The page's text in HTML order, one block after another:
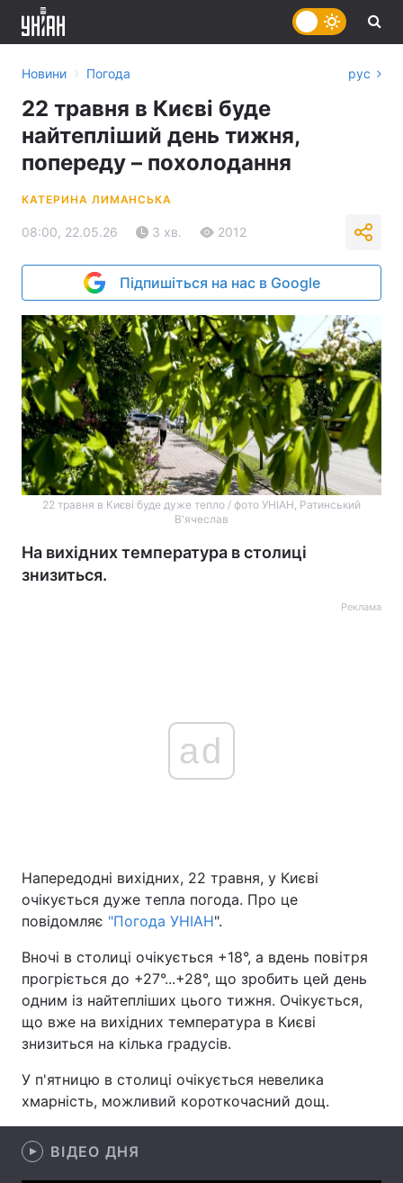
Головна Війна
Україна Політика
Економіка Світ
Спорт Наука
Техно і зв'язок Лайт
Зброя Інциденти
Цікавинки
Новини › Погода рус
22 травня в Києві буде
найтепліший день тижня,
попереду – похолодання
КАТЕРИНА ЛИМАНСЬКА
08:00, 22.05.26 3 хв. 2012
Підпишіться на нас в Google
22 травня в Києві буде дуже тепло / фото УНІАН, Ратинський
В'ячеслав
На вихідних температура в столиці
знизиться.
Реклама
ad
Напередодні вихідних, 22 травня, у Києві
очікується дуже тепла погода. Про це
повідомляє "Погода УНІАН".
Вночі в столиці очікується +18°, а вдень повітря
прогріється до +27°...+28°, що зробить цей день
одним із найтепліших цього тижня. Очікується,
що вже на вихідних температура в Києві
знизиться на кілька градусів.
У п'ятницю в столиці очікується невелика
хмарність, можливий короткочасний дощ.
ВІДЕО ДНЯ